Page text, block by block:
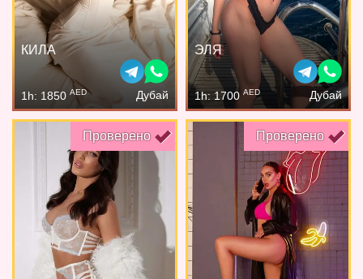
КИЛА
1h: 1850 AED Дубай
ЭЛЯ
1h: 1700 AED Дубай
Проверено Проверено